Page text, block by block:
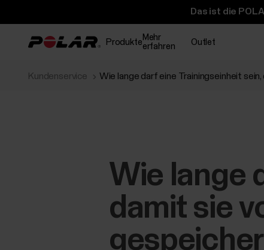
Das ist die
Produkte Mehr
erfahren
Outlet
Kundenservice Wie lange darf eine Trainingseinheit
Wie lange
damit sie